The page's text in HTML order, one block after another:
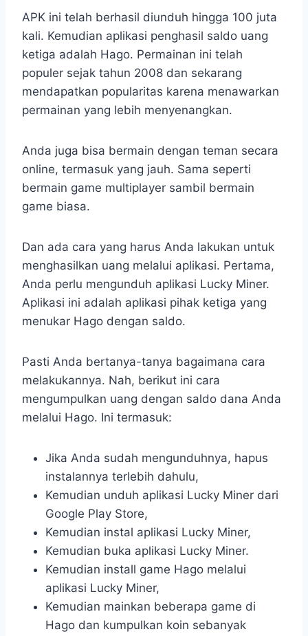
APK ini telah berhasil diunduh hingga 100 juta
kali. Kemudian aplikasi penghasil saldo uang
ketiga adalah Hago. Permainan ini telah
populer sejak tahun 2008 dan sekarang
mendapatkan popularitas karena menawarkan
permainan yang lebih menyenangkan.
Anda juga bisa bermain dengan teman secara
online, termasuk yang jauh. Sama seperti
bermain game multiplayer sambil bermain
game biasa.
Dan ada cara yang harus Anda lakukan untuk
menghasilkan uang melalui aplikasi. Pertama,
Anda perlu mengunduh aplikasi Lucky Miner.
Aplikasi ini adalah aplikasi pihak ketiga yang
menukar Hago dengan saldo.
Pasti Anda bertanya-tanya bagaimana cara
melakukannya. Nah, berikut ini cara
mengumpulkan uang dengan saldo dana Anda
melalui Hago. Ini termasuk:
Jika Anda sudah mengunduhnya, hapus
instalannya terlebih dahulu,
Kemudian unduh aplikasi Lucky Miner dari
Google Play Store,
Kemudian instal aplikasi Lucky Miner,
Kemudian buka aplikasi Lucky Miner.
Kemudian install game Hago melalui
aplikasi Lucky Miner,
Kemudian mainkan beberapa game di
Hago dan kumpulkan koin sebanyak